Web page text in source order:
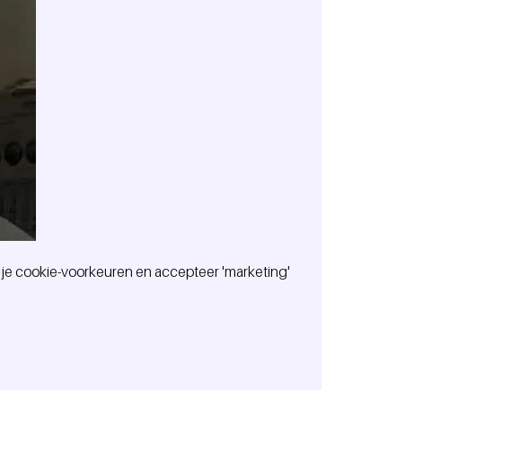
cookie-voorkeuren en accepteer 'marketing'